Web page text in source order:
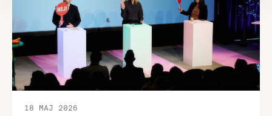
18 MAJ 2026